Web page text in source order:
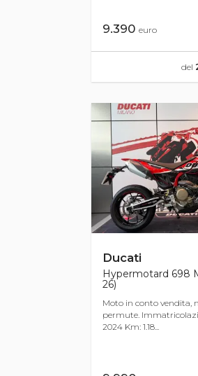
9.390 euro
del
Ducati
Hypermotard 698
26)
Moto in conto vendita,
permute.
2024 Km: 1.18...